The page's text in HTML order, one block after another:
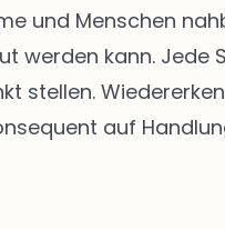
und Menschen
werden kann. Jede
stellen.
auf